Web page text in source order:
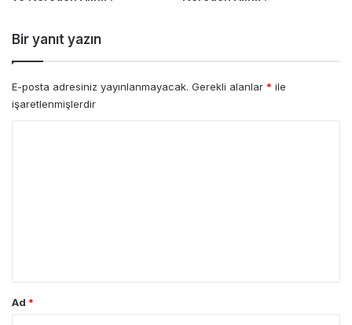
Bir yanıt yazın
E-posta adresiniz yayınlanmayacak. Gerekli alanlar * ile
işaretlenmişlerdir
Ad *